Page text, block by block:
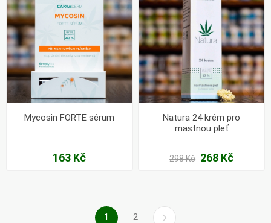
Mycosin FORTE sérum
163 Kč
Natura 24 krém pro
mastnou pleť
298 Kč 268 Kč
1 2